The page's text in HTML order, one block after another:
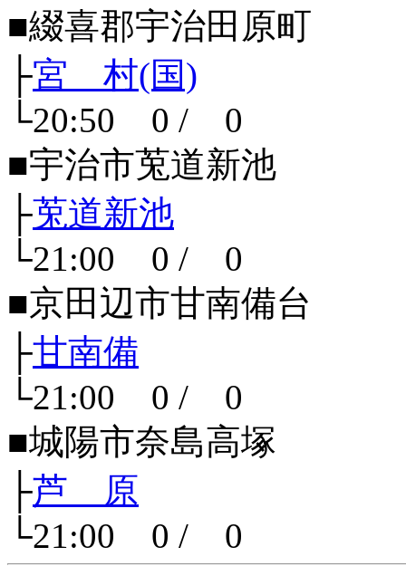
■綴喜郡宇治田原町
├宮 村(国)
└20:50 0 / 0
■宇治市莵道新池
├莵道新池
└21:00 0 / 0
■京田辺市甘南備台
├甘南備
└21:00 0 / 0
■城陽市奈島高塚
├芦 原
└21:00 0 / 0